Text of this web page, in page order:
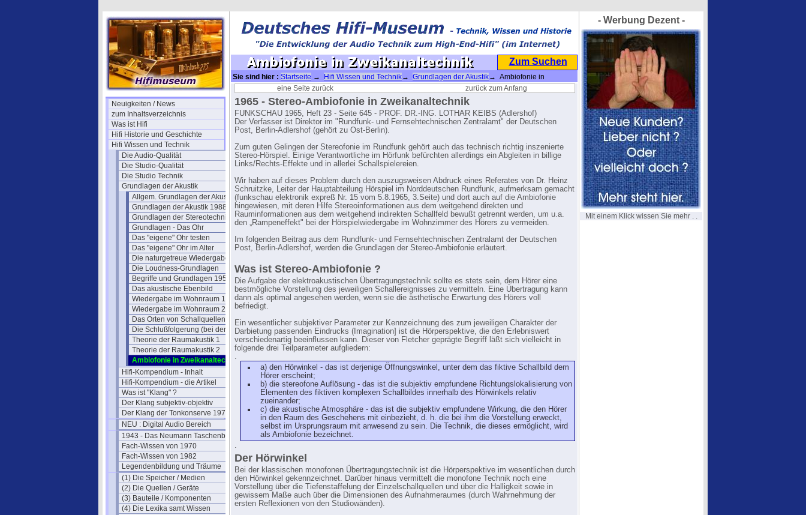
Neuigkeiten / News
zum Inhaltsverzeichnis
Was ist Hifi
Hifi Historie und Geschichte
Hifi Wissen und Technik
Die Audio-Qualität
Die Studio-Qualität
Die Studio Technik
Grundlagen der Akustik
Allgem. Grundlagen der Akustik
Grundlagen der Akustik 1988
Grundlagen der Stereotechnik
Grundlagen - Das Ohr
Das "eigene" Ohr testen
Das "eigene" Ohr im Alter
Die naturgetreue Wiedergabe
Die Loudness-Grundlagen
Begriffe und Grundlagen 1957
Das akustische Ebenbild
Wiedergabe im Wohnraum 1
Wiedergabe im Wohnraum 2
Das Orten von Schallquellen
Die Schlußfolgerung (bei der Ortung)
Theorie der Raumakustik 1
Theorie der Raumakustik 2
Ambiofonie in Zweikanaltechnik
Hifi-Kompendium - Inhalt
Hifi-Kompendium - die Artikel
Was ist "Klang" ?
Der Klang subjektiv-objektiv
Der Klang der Tonkonserve 1979
NEU : Digital Audio Bereich
1943 - Das Neumann Taschenbuch
Fach-Wissen von 1970
Fach-Wissen von 1982
Legendenbildung und Träume
(1) Die Speicher / Medien
(2) Die Quellen / Geräte
(3) Bauteile / Komponenten
(4) Die Lexika samt Wissen
Zum Suchen
Sie sind hier : Startseite → Hifi Wissen und Technik→ Grundlagen der Akustik→ Ambiofonie in
Zweikanaltechnikeine Seite zurück zurück zum Anfang
1965 - Stereo-Ambiofonie in Zweikanaltechnik
FUNKSCHAU 1965, Heft 23 - Seite 645 - PROF. DR.-ING. LOTHAR KEIBS (Adlershof)
Der Verfasser ist Direktor im "Rundfunk- und Fernsehtechnischen Zentralamt" der Deutschen
Post, Berlin-Adlershof (gehört zu Ost-Berlin).
Zum guten Gelingen der Stereofonie im Rundfunk gehört auch das technisch richtig inszenierte
Stereo-Hörspiel. Einige Verantwortliche im Hörfunk befürchten allerdings ein Abgleiten in billige
Links/Rechts-Effekte und in allerlei Schallspielereien.
Wir haben auf dieses Problem durch den auszugsweisen Abdruck eines Referates von Dr. Heinz
Schruitzke, Leiter der Hauptabteilung Hörspiel im Norddeutschen Rundfunk, aufmerksam gemacht
(funkschau elektronik expreß Nr. 15 vom 5.8.1965, 3.Seite) und dort auch auf die Ambiofonie
hingewiesen, mit deren Hilfe Stereoinformationen aus dem weitgehend direkten und
Rauminformationen aus dem weitgehend indirekten Schallfeld bewußt getrennt werden, um u.a.
den „Rampeneffekt" bei der Hörspielwiedergabe im Wohnzimmer des Hörers zu vermeiden.
Im folgenden Beitrag aus dem Rundfunk- und Fernsehtechnischen Zentralamt der Deutschen
Post, Berlin-Adlershof, werden die Grundlagen der Stereo-Ambiofonie erläutert.
Was ist Stereo-Ambiofonie ?
Die Aufgabe der elektroakustischen Übertragungstechnik sollte es stets sein, dem Hörer eine
bestmögliche Vorstellung des jeweiligen Schallereignisses zu vermitteln. Eine Übertragung kann
dann als optimal angesehen werden, wenn sie die ästhetische Erwartung des Hörers voll
befriedigt.
Ein wesentlicher subjektiver Parameter zur Kennzeichnung des zum jeweiligen Charakter der
Darbietung passenden Eindrucks (Imagination] ist die Hörperspektive, die den Erlebniswert
verschiedenartig beeinflussen kann. Dieser von Fletcher geprägte Begriff läßt sich vielleicht in
folgende drei Teilparameter aufgliedern:
.
a) den Hörwinkel - das ist derjenige Öffnungswinkel, unter dem das fiktive Schallbild dem
Hörer erscheint;
b) die stereofone Auflösung - das ist die subjektiv empfundene Richtungslokalisierung von
Elementen des fiktiven komplexen Schallbildes innerhalb des Hörwinkels relativ
zueinander;
c) die akustische Atmosphäre - das ist die subjektiv empfundene Wirkung, die den Hörer
in den Raum des Geschehens mit einbezieht, d. h. die bei ihm die Vorstellung erweckt,
selbst im Ursprungsraum mit anwesend zu sein. Die Technik, die dieses ermöglicht, wird
als Ambiofonie bezeichnet.
.
Der Hörwinkel
Bei der klassischen monofonen Übertragungstechnik ist die Hörperspektive im wesentlichen durch
den Hörwinkel gekennzeichnet. Darüber hinaus vermittelt die monofone Technik noch eine
Vorstellung über die Tiefenstaffelung der Einzelschallquellen und über die Halligkeit sowie in
gewissem Maße auch über die Dimensionen des Aufnahmeraumes (durch Wahrnehmung der
ersten Reflexionen von den Studiowänden).
- Werbung Dezent -
Mit einem Klick wissen Sie mehr . .